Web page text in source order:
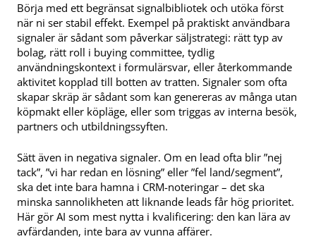
Börja med ett begränsat signalbibliotek och utöka först
när ni ser stabil effekt. Exempel på praktiskt användbara
signaler är sådant som påverkar säljstrategi: rätt typ av
bolag, rätt roll i buying committee, tydlig
användningskontext i formulärsvar, eller återkommande
aktivitet kopplad till botten av tratten. Signaler som ofta
skapar skräp är sådant som kan genereras av många utan
köpmakt eller köpläge, eller som triggas av interna besök,
partners och utbildningssyften.
Sätt även in negativa signaler. Om en lead ofta blir ”nej
tack”, ”vi har redan en lösning” eller ”fel land/segment”,
ska det inte bara hamna i CRM-noteringar – det ska
minska sannolikheten att liknande leads får hög prioritet.
Här gör AI som mest nytta i kvalificering: den kan lära av
avfärdanden, inte bara av vunna affärer.